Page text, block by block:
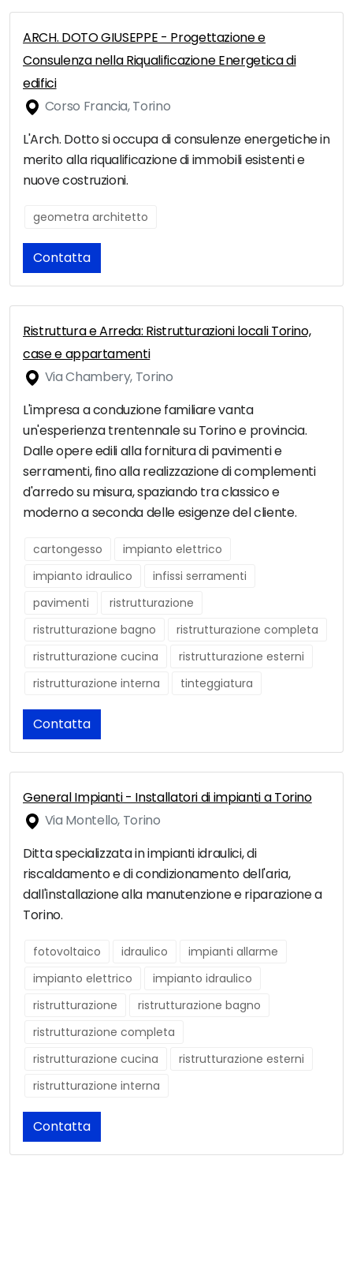
ARCH. DOTO GIUSEPPE - Progettazione e
Consulenza nella Riqualificazione Energetica di
edifici
Corso Francia, Torino
L'Arch. Dotto si occupa di consulenze energetiche in
merito alla riqualificazione di immobili esistenti e
nuove costruzioni.
geometra architetto
Contatta
Ristruttura e Arreda: Ristrutturazioni locali Torino,
case e appartamenti
Via Chambery, Torino
L'impresa a conduzione familiare vanta
un'esperienza trentennale su Torino e provincia.
Dalle opere edili alla fornitura di pavimenti e
serramenti, fino alla realizzazione di complementi
d'arredo su misura, spaziando tra classico e
moderno a seconda delle esigenze del cliente.
cartongesso
impianto elettrico
impianto idraulico
infissi serramenti
pavimenti
ristrutturazione
ristrutturazione bagno
ristrutturazione completa
ristrutturazione cucina
ristrutturazione esterni
ristrutturazione interna
tinteggiatura
Contatta
General Impianti - Installatori di impianti a Torino
Via Montello, Torino
Ditta specializzata in impianti idraulici, di
riscaldamento e di condizionamento dell'aria,
dall'installazione alla manutenzione e riparazione a
Torino.
fotovoltaico idraulico
impianti allarme
impianto elettrico
impianto idraulico
ristrutturazione
ristrutturazione bagno
ristrutturazione completa
ristrutturazione cucina
ristrutturazione esterni
ristrutturazione interna
Contatta